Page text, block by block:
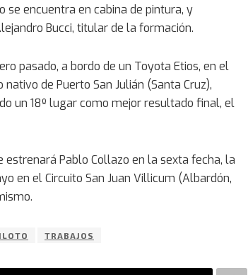
se encuentra en cabina de pintura, y
Bucci, titular de la formación.
pasado, a bordo de un Toyota Etios, en el
de Puerto San Julián (Santa Cruz),
un 18º lugar como mejor resultado final, el
Pablo Collazo en la sexta fecha, la
en el Circuito San Juan Villicum (Albardón,
TRABAJOS